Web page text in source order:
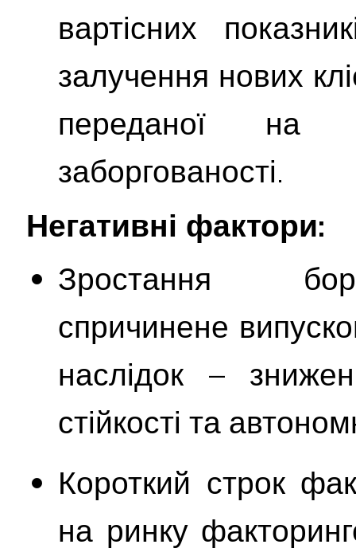
вартісних
залучення нових
переданої на
заборгованості.
Негативні фактори:
Зростання
спричинене
наслідок –
стійкості та
Короткий строк
на ринку